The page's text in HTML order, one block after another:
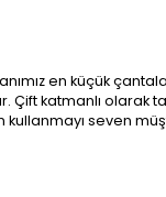
en küçük
Çift katmanlı olarak
kullanmayı seven